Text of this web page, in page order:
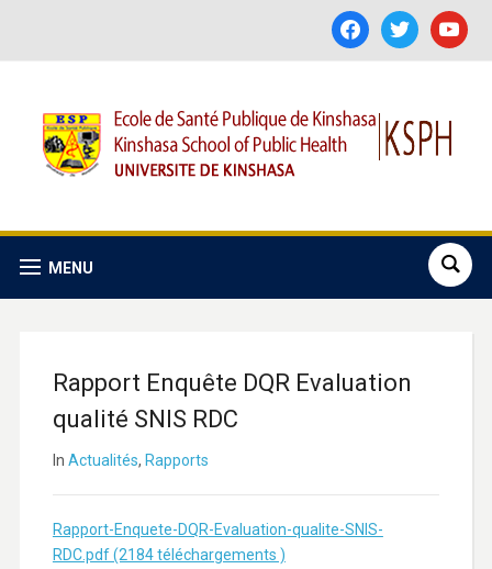
facebooktwitter youtube
MENU
Rapport Enquête DQR Evaluation
qualité SNIS RDC
In Actualités, Rapports
Rapport-Enquete-DQR-Evaluation-qualite-SNIS-
RDC.pdf (2184 téléchargements )